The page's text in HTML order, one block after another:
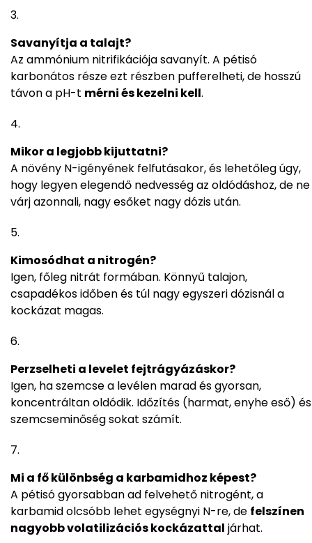
Savanyítja a talajt?
Az ammónium nitrifikációja savanyít. A pétisó
karbonátos része ezt részben pufferelheti, de hosszú
távon a pH-t mérni és kezelni kell.
Mikor a legjobb kijuttatni?
A növény N-igényének felfutásakor, és lehetőleg úgy,
hogy legyen elegendő nedvesség az oldódáshoz, de ne
várj azonnali, nagy esőket nagy dózis után.
Kimosódhat a nitrogén?
Igen, főleg nitrát formában. Könnyű talajon,
csapadékos időben és túl nagy egyszeri dózisnál a
kockázat magas.
Perzselheti a levelet fejtrágyázáskor?
Igen, ha szemcse a levélen marad és gyorsan,
koncentráltan oldódik. Időzítés (harmat, enyhe eső) és
szemcseminőség sokat számít.
Mi a fő különbség a karbamidhoz képest?
A pétisó gyorsabban ad felvehető nitrogént, a
karbamid olcsóbb lehet egységnyi N-re, de felszínen
nagyobb volatilizációs kockázattal járhat.